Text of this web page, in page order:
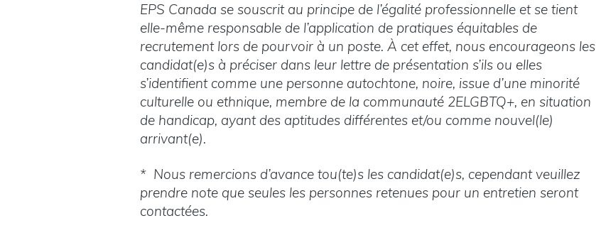
EPS Canada se souscrit au principe de l’égalité professionnelle et se tient
elle-même responsable de l’application de pratiques équitables de
recrutement lors de pourvoir à un poste. À cet effet, nous encourageons les
candidat(e)s à préciser dans leur lettre de présentation s’ils ou elles
s’identifient comme une personne autochtone, noire, issue d’une minorité
culturelle ou ethnique, membre de la communauté 2ELGBTQ+, en situation
de handicap, ayant des aptitudes différentes et/ou comme nouvel(le)
arrivant(e).
* Nous remercions d’avance tou(te)s les candidat(e)s, cependant veuillez
prendre note que seules les personnes retenues pour un entretien seront
contactées.